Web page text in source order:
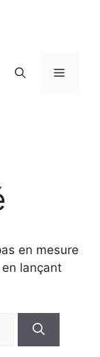
Menu
en mesure
lançant